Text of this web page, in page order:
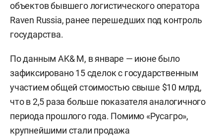
объектов бывшего логистического оператора
Raven Russia, ранее перешедших под контроль
государства.
По данным AK& M, в январе — июне было
зафиксировано 15 сделок с государственным
участием общей стоимостью свыше $10 млрд,
что в 2,5 раза больше показателя аналогичного
периода прошлого года. Помимо «Русагро»,
крупнейшими стали продажа